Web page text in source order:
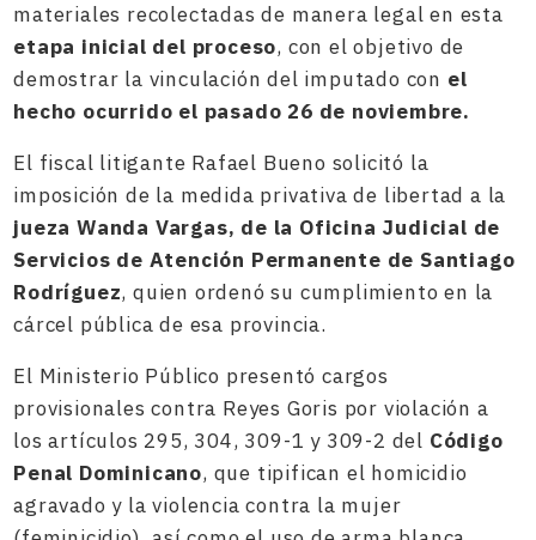
materiales recolectadas de manera legal en esta
etapa inicial del proceso, con el objetivo de
demostrar la vinculación del imputado con el
hecho ocurrido el pasado 26 de noviembre.
El fiscal litigante Rafael Bueno solicitó la
imposición de la medida privativa de libertad a la
jueza Wanda Vargas, de la Oficina Judicial de
Servicios de Atención Permanente de Santiago
Rodríguez, quien ordenó su cumplimiento en la
cárcel pública de esa provincia.
El Ministerio Público presentó cargos
provisionales contra Reyes Goris por violación a
los artículos 295, 304, 309-1 y 309-2 del Código
Penal Dominicano, que tipifican el homicidio
agravado y la violencia contra la mujer